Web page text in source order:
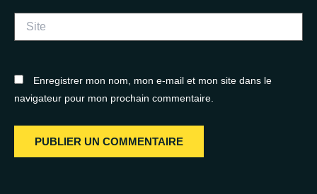
Enregistrer mon nom, mon e-mail et mon site dans le
navigateur pour mon prochain commentaire.